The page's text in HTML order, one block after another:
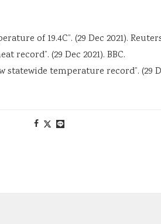
of 19.4C”. (29 Dec 2021).
record”. (29 Dec 2021). BBC.
statewide temperature record”. (29